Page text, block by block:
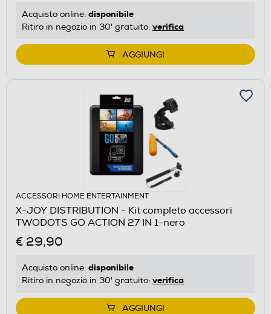
Acquisto online: disponibile
Ritiro in negozio in 30' gratuito: verifica
AGGIUNGI
ACCESSORI HOME ENTERTAINMENT
X-JOY DISTRIBUTION - Kit completo accessori
TWODOTS GO ACTION 27 IN 1-nero
€ 29,90
Acquisto online: disponibile
Ritiro in negozio in 30' gratuito: verifica
AGGIUNGI